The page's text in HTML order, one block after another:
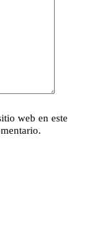
web en este